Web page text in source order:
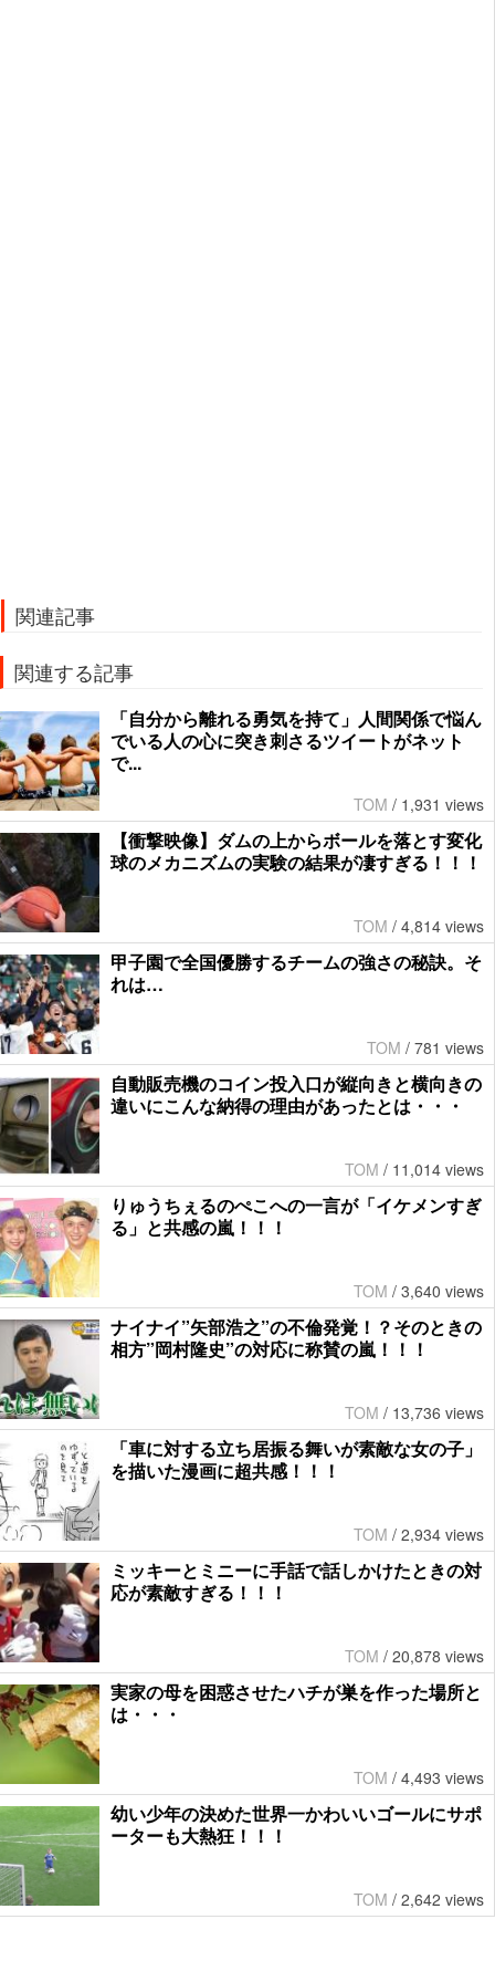
関連記事
関連する記事
「自分から離れる勇気を持て」人間関係で悩ん
でいる人の心に突き刺さるツイートがネット
で...
TOM / 1,931 views
【衝撃映像】ダムの上からボールを落とす変化
球のメカニズムの実験の結果が凄すぎる！！！
TOM / 4,814 views
甲子園で全国優勝するチームの強さの秘訣。そ
れは…
TOM / 781 views
自動販売機のコイン投入口が縦向きと横向きの
違いにこんな納得の理由があったとは・・・
TOM / 11,014 views
りゅうちぇるのぺこへの一言が「イケメンすぎ
る」と共感の嵐！！！
TOM / 3,640 views
ナイナイ”矢部浩之”の不倫発覚！？そのときの
相方”岡村隆史”の対応に称賛の嵐！！！
TOM / 13,736 views
「車に対する立ち居振る舞いが素敵な女の子」
を描いた漫画に超共感！！！
TOM / 2,934 views
ミッキーとミニーに手話で話しかけたときの対
応が素敵すぎる！！！
TOM / 20,878 views
実家の母を困惑させたハチが巣を作った場所と
は・・・
TOM / 4,493 views
幼い少年の決めた世界一かわいいゴールにサポ
ーターも大熱狂！！！
TOM / 2,642 views